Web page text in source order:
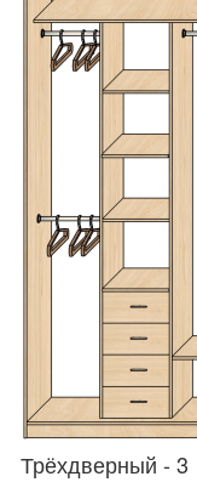
Трёхдверный - 3